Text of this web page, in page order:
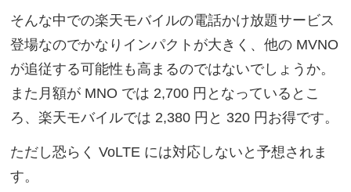
そんな中での楽天モバイルの電話かけ放題サービス
登場なのでかなりインパクトが大きく、他の MVNO
が追従する可能性も高まるのではないでしょうか。
また月額が MNO では 2,700 円となっているとこ
ろ、楽天モバイルでは 2,380 円と 320 円お得です。
ただし恐らく VoLTE には対応しないと予想されま
す。